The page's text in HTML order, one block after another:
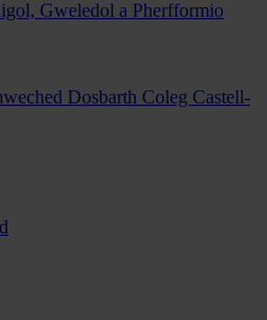
Gweledol a Pherfformio
Dosbarth Coleg Castell-